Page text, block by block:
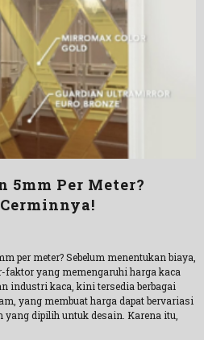
5mm Per Meter?
per meter? Sebelum menentukan biaya,
yang memengaruhi harga kaca
industri kaca, kini tersedia berbagai
yang membuat harga dapat bervariasi
dipilih untuk desain. Karena itu,